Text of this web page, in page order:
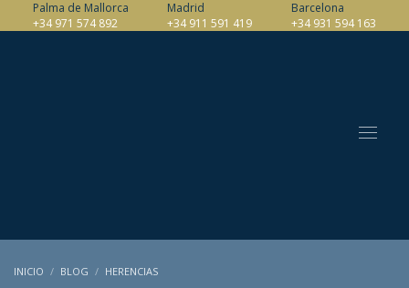
Palma de Mallorca
+34 971 574 892
Madrid
+34 911 591 419
Barcelona
+34 931 594 163
INICIO BLOG
HERENCIAS